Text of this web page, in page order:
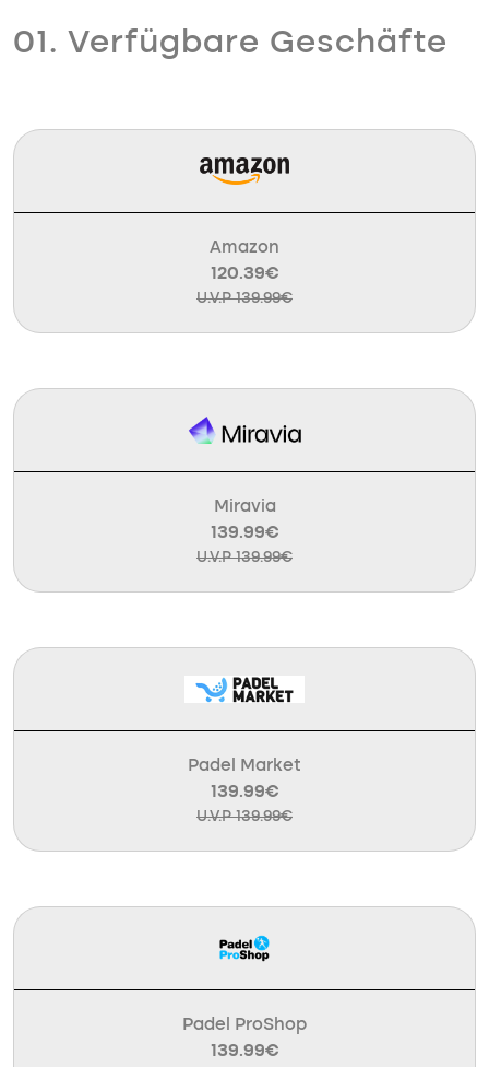
01. Verfügbare Geschäfte
Amazon
120.39€
U.V.P 139.99€
Miravia
139.99€
U.V.P 139.99€
Padel Market
139.99€
U.V.P 139.99€
Padel ProShop
139.99€